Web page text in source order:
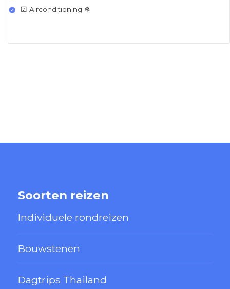
☑ Airconditioning ❄
Soorten reizen
Individuele rondreizen
Bouwstenen
Dagtrips Thailand